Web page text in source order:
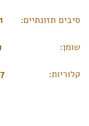
סיבים תזונתיים:
שומן: 9 גר’
קלוריות: